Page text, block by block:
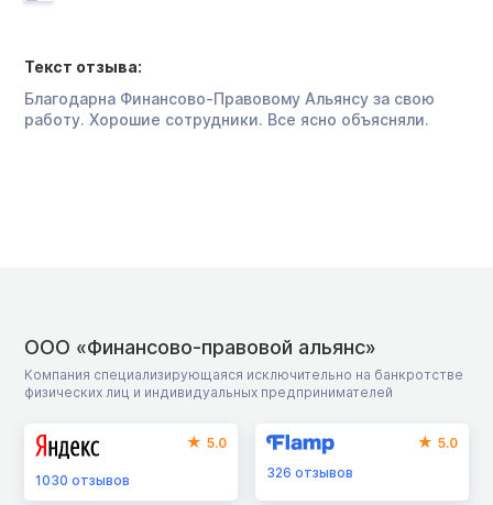
Текст отзыва:
Благодарна Финансово-Правовому Альянсу за свою
работу. Хорошие сотрудники. Все ясно объясняли.
ООО «Финансово-правовой альянс»
Компания специализирующаяся исключительно на банкротстве
физических лиц и индивидуальных предпринимателей
5.0
1030 отзывов
5.0
326отзывов